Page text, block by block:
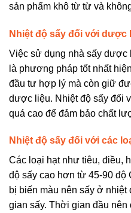
sản phẩm khô từ từ và
Nhiệt độ sấy đối với dược
Việc sử dụng nhà sấy
là phương pháp tốt nhất
đầu tư hợp lý mà còn giữ
dược liệu. Nhiệt độ sấy đối
quá cao để đảm bảo chất
Nhiệt độ sấy đối với các
Các loại hạt như tiêu, điều,
độ sấy cao hơn từ 45-90 độ
bị biến màu nên sấy ở
gian sấy. Thời gian đầu nên